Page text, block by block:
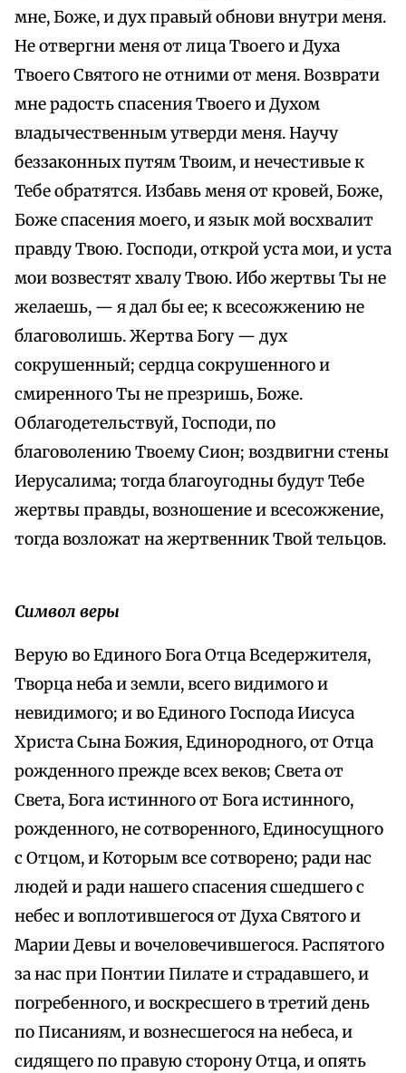
мне, Боже, и дух правый обнови внутри меня.
Не отвергни меня от лица Твоего и Духа
Твоего Святого не отними от меня. Возврати
мне радость спасения Твоего и Духом
владычественным утверди меня. Научу
беззаконных путям Твоим, и нечестивые к
Тебе обратятся. Избавь меня от кровей, Боже,
Боже спасения моего, и язык мой восхвалит
правду Твою. Господи, открой уста мои, и уста
мои возвестят хвалу Твою. Ибо жертвы Ты не
желаешь, — я дал бы ее; к всесожжению не
благоволишь. Жертва Богу — дух
сокрушенный; сердца сокрушенного и
смиренного Ты не презришь, Боже.
Облагодетельствуй, Господи, по
благоволению Твоему Сион; воздвигни стены
Иерусалима; тогда благоугодны будут Тебе
жертвы правды, возношение и всесожжение,
тогда возложат на жертвенник Твой тельцов.
Символ веры
Верую во Единого Бога Отца Вседержителя,
Творца неба и земли, всего видимого и
невидимого; и во Единого Господа Иисуса
Христа Сына Божия, Единородного, от Отца
рожденного прежде всех веков; Света от
Света, Бога истинного от Бога истинного,
рожденного, не сотворенного, Единосущного
с Отцом, и Которым все сотворено; ради нас
людей и ради нашего спасения сшедшего с
небес и воплотившегося от Духа Святого и
Марии Девы и вочеловечившегося. Распятого
за нас при Понтии Пилате и страдавшего, и
погребенного, и воскресшего в третий день
по Писаниям, и вознесшегося на небеса, и
сидящего по правую сторону Отца, и опять